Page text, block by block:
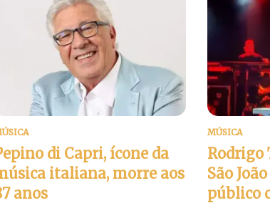
di Capri, ícone da
italiana, morre aos
anos
MÚSICA
Rodrigo
São
público